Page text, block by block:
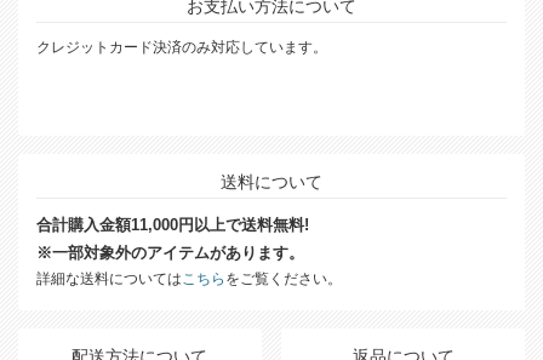
お支払い方法について
クレジットカード決済のみ対応しています。
送料について
合計購入金額11,000円以上で送料無料!
※一部対象外のアイテムがあります。
詳細な送料についてはこちら をご覧ください。